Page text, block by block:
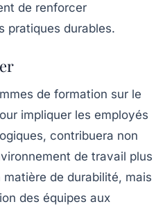
de renforcer
pratiques durables.
de formation sur le
impliquer les employés
contribuera non
de travail plus
de durabilité, mais
des équipes aux